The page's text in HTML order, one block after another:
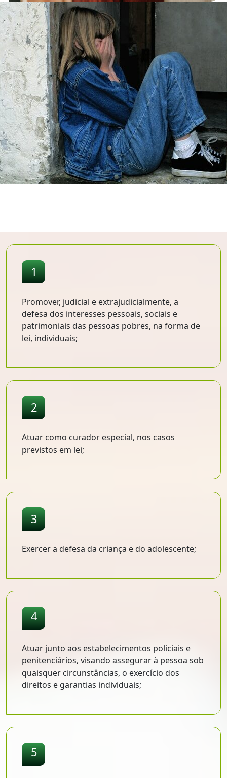
1
Promover, judicial e extrajudicialmente, a
defesa dos interesses pessoais, sociais e
patrimoniais das pessoas pobres, na forma de
lei, individuais;
2
Atuar como curador especial, nos casos
previstos em lei;
3
Exercer a defesa da criança e do adolescente;
4
Atuar junto aos estabelecimentos policiais e
penitenciários, visando assegurar à pessoa sob
quaisquer circunstâncias, o exercício dos
direitos e garantias individuais;
5